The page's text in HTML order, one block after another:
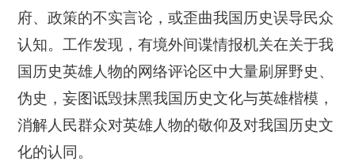
府、政策的不实言论，或歪曲我国历史误导民众
认知。工作发现，有境外间谍情报机关在关于我
国历史英雄人物的网络评论区中大量刷屏野史、
伪史，妄图诋毁抹黑我国历史文化与英雄楷模，
消解人民群众对英雄人物的敬仰及对我国历史文
化的认同。